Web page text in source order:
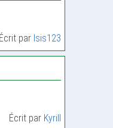
Écrit par Isis123
Écrit par Kyrill